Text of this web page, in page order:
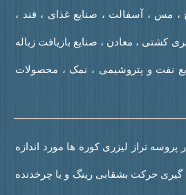
، آسفالت ، صنایع غذای ، قند ،
، معادن ، صنایع بازیافت زباله
و پتروشیمی ، نمک ، محصولات
تراز لیزری کوره ها مورد اندازه
حرکت بشقابی رینگ و یا چرخدنده